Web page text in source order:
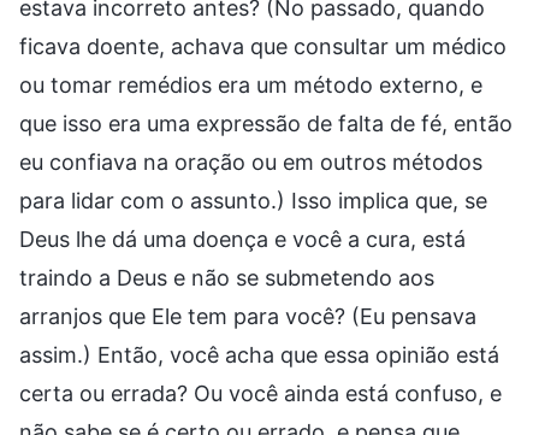
estava incorreto antes? (No passado, quando
ficava doente, achava que consultar um médico
ou tomar remédios era um método externo, e
que isso era uma expressão de falta de fé, então
eu confiava na oração ou em outros métodos
para lidar com o assunto.) Isso implica que, se
Deus lhe dá uma doença e você a cura, está
traindo a Deus e não se submetendo aos
arranjos que Ele tem para você? (Eu pensava
assim.) Então, você acha que essa opinião está
certa ou errada? Ou você ainda está confuso, e